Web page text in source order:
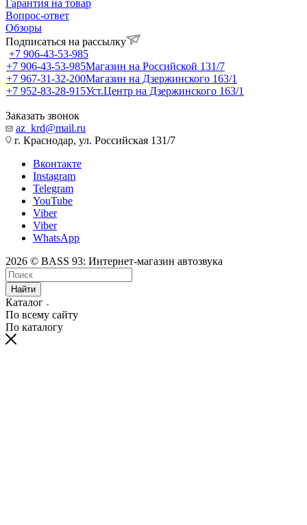
Гарантия на товар
Вопрос-ответ
Обзоры
Подписаться на рассылку
+7 906-43-53-985
+7 906-43-53-985Магазин на Российской 131/7
+7 967-31-32-200Магазин на Дзержинского 163/1
+7 952-83-28-915Уст.Центр на Дзержинского 163/1
Заказать звонок
az_krd@mail.ru
г. Краснодар, ул. Российская 131/7
Вконтакте
Instagram
Telegram
YouTube
Viber
Viber
WhatsApp
2026 © BASS 93: Интернет-магазин автозвука
Найти
Каталог
По всему сайту
По каталогу